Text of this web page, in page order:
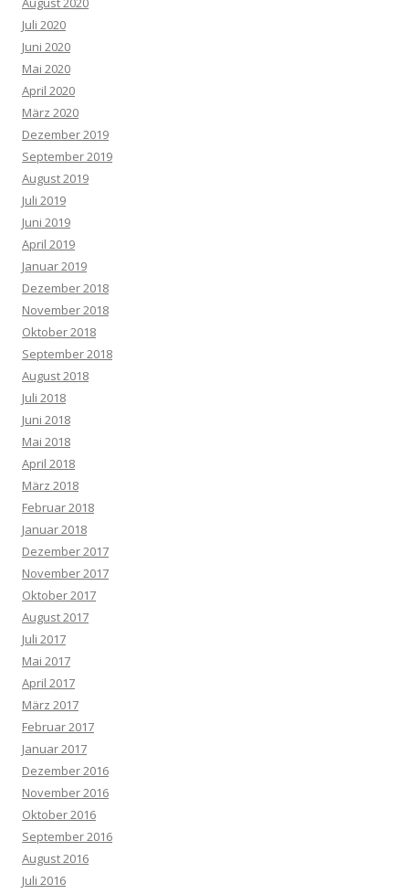
Juli 2020
Juni 2020
Mai 2020
April 2020
März 2020
Dezember 2019
September 2019
August 2019
Juli 2019
Juni 2019
April 2019
Januar 2019
Dezember 2018
November 2018
Oktober 2018
September 2018
August 2018
Juli 2018
Juni 2018
Mai 2018
April 2018
März 2018
Februar 2018
Januar 2018
Dezember 2017
November 2017
Oktober 2017
August 2017
Juli 2017
Mai 2017
April 2017
März 2017
Februar 2017
Januar 2017
Dezember 2016
November 2016
Oktober 2016
September 2016
August 2016
Juli 2016